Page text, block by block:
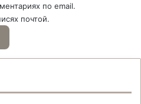
по email.
почтой.